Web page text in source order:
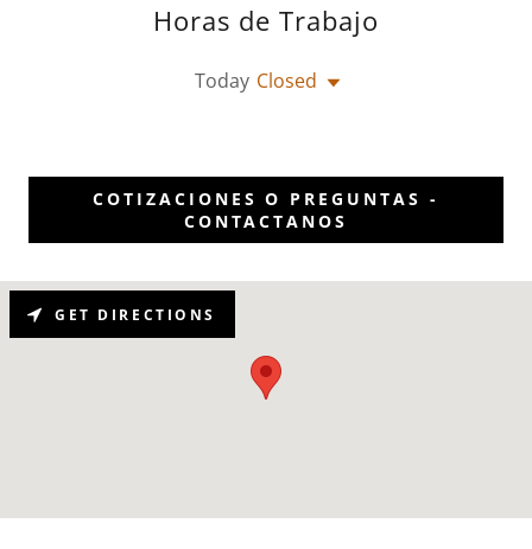
Horas de Trabajo
Today Closed
COTIZACIONES O PREGUNTAS -
CONTACTANOS
GET DIRECTIONS